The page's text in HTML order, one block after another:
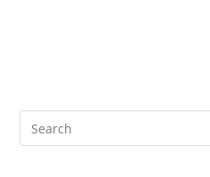
Search
this